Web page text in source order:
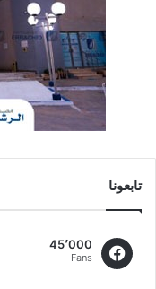
تابعونا
45٬000
Fans